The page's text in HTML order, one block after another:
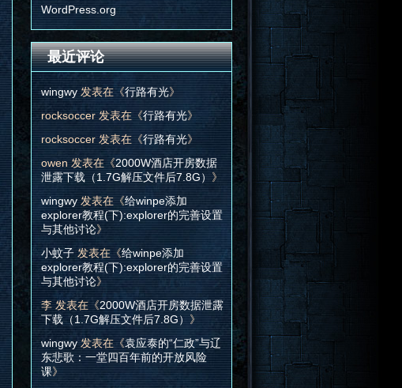
WordPress.org
最近评论
wingwy发表在《行路有光》
rocksoccer发表在《行路有光》
rocksoccer发表在《行路有光》
owen 发表在《2000W酒店开房数据
泄露下载（1.7G解压文件后7.8G） 》
wingwy发表在《给winpe添加
explorer教程(下):explorer的完善设置
与其他讨论》
小蚊子发表在《给winpe添加
explorer教程(下):explorer的完善设置
与其他讨论》
李发表在《2000W酒店开房数据泄露
下载（1.7G解压文件后7.8G） 》
wingwy发表在《袁应泰的“仁政”与辽
东悲歌：一堂四百年前的开放风险
课》